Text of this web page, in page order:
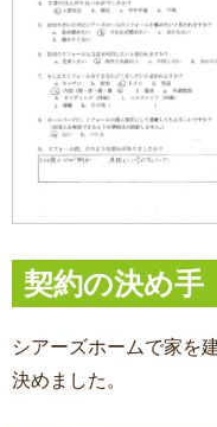
契約の決め手
シアーズホームで家を
決めました。